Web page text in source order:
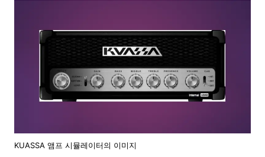
KUASSA 앰프 시뮬레이터의 이미지